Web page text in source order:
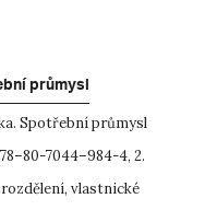
průmysl
Spotřební průmysl
7044–984-4, 2.
vlastnické